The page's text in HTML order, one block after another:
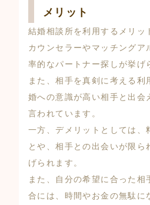
メリット
結婚相談所を利用するメリッ
カウンセラーやマッチングア
率的なパートナー探しが挙げ
また、相手を真剣に考える利
婚への意識が高い相手と出会
言われています。
一方、デメリットとしては、
とや、相手との出会いが限ら
げられます。
また、自分の希望に合った相
合には、時間やお金の無駄に